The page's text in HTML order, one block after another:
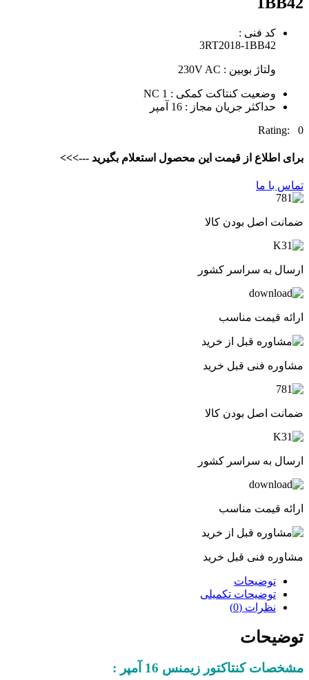
کد فنی :
3RT2018-1BB42
ولتاژ بوبین : 230V AC
وضعیت کنتاکت کمکی : 1 NC
حداکثر جریان مجاز : 16 آمپر
Rating: 0
برای اطلاع از قیمت این محصول استعلام بگیرید --->>>
تماس با ما
ضمانت اصل بودن کالا
ارسال به سراسر کشور
ارائه قیمت مناسب
مشاوره فنی قبل خرید
ضمانت اصل بودن کالا
ارسال به سراسر کشور
ارائه قیمت مناسب
مشاوره فنی قبل خرید
توضیحات
توضیحات تکمیلی
نظرات (0)
توضیحات
مشخصات کنتاکتور زیمنس 16 آمپر :